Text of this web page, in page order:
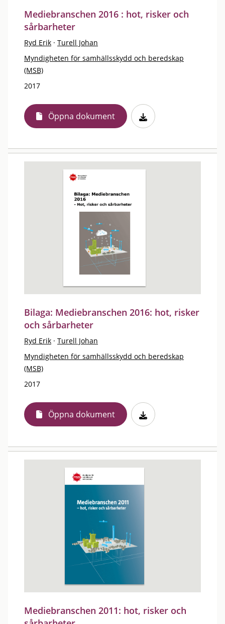
Mediebranschen 2016 : hot, risker och
sårbarheter
Ryd Erik · Turell Johan
Myndigheten för samhällsskydd och beredskap
(MSB)
2017
Öppna dokument
Bilaga: Mediebranschen 2016: hot, risker
och sårbarheter
Ryd Erik · Turell Johan
Myndigheten för samhällsskydd och beredskap
(MSB)
2017
Öppna dokument
Mediebranschen 2011: hot, risker och